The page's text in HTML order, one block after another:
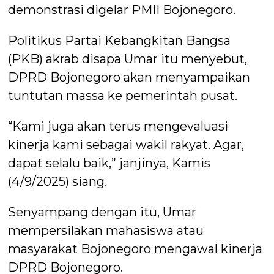
demonstrasi digelar PMII Bojonegoro.
Politikus Partai Kebangkitan Bangsa
(PKB) akrab disapa Umar itu menyebut,
DPRD Bojonegoro akan menyampaikan
tuntutan massa ke pemerintah pusat.
“Kami juga akan terus mengevaluasi
kinerja kami sebagai wakil rakyat. Agar,
dapat selalu baik,” janjinya, Kamis
(4/9/2025) siang.
Senyampang dengan itu, Umar
mempersilakan mahasiswa atau
masyarakat Bojonegoro mengawal kinerja
DPRD Bojonegoro.